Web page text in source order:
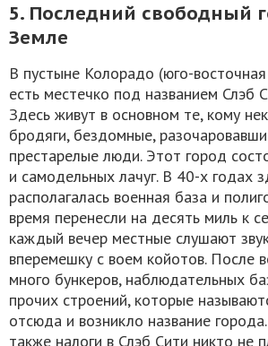
5. Последний свободный
Земле
В пустыне Колорадо (юго-
есть местечко под названием Слэб
Здесь живут в основном те, кому
бродяги, бездомные,
престарелые люди. Этот город
и самодельных лачуг. В 40-х годах
располагалась военная база и
время перенесли на десять миль к
каждый вечер местные слушают
вперемешку с воем койотов. После
много бункеров, наблюдательных
прочих строений, которые
отсюда и возникло название
также налоги в Слэб Сити никто не